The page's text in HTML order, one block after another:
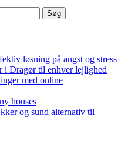
løsning på angst og stress
i Dragør til enhver lejlighed
med online
houses
og sund alternativ til